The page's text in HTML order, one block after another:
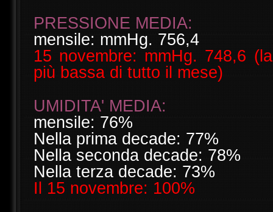
PRESSIONE MEDIA:
mensile: mmHg. 756,4
15 novembre: mmHg. 748,6
più bassa di tutto il mese)
UMIDITA' MEDIA:
mensile: 76%
Nella prima decade: 77%
Nella seconda decade: 78%
Nella terza decade: 73%
Il 15 novembre: 100%